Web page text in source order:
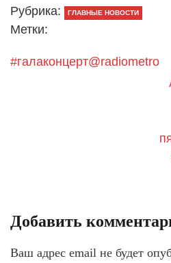
Рубрика: ГЛАВНЫЕ НОВОСТИ
Метки:
#галаконцерт@radiometro
Добавить
Ваш адрес email не будет